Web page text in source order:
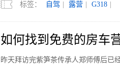
标签： 自驾 露营 G318
如何找到免费的房车
昨天拜访完紫笋茶传承人郑师傅后已